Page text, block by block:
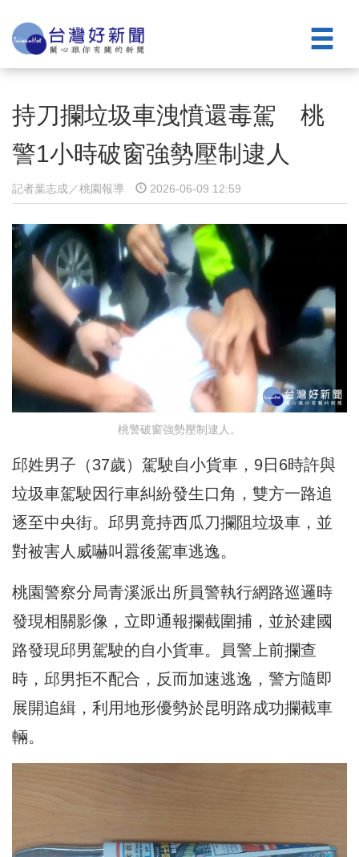
持刀攔垃圾車洩憤還毒駕 桃
警1小時破窗強勢壓制逮人
記者葉志成／桃園報導 2026-06-09 12:59
桃警破窗強勢壓制逮人。
邱姓男子（37歲）駕駛自小貨車，9日6時許與
垃圾車駕駛因行車糾紛發生口角，雙方一路追
逐至中央街。邱男竟持西瓜刀攔阻垃圾車，並
對被害人威嚇叫囂後駕車逃逸。
桃園警察分局青溪派出所員警執行網路巡邏時
發現相關影像，立即通報攔截圍捕，並於建國
路發現邱男駕駛的自小貨車。員警上前攔查
時，邱男拒不配合，反而加速逃逸，警方隨即
展開追緝，利用地形優勢於昆明路成功攔截車
輛。